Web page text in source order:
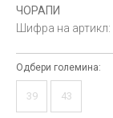
ЧОРАПИ
Шифра на артикл:
Одбери големина:
39 43